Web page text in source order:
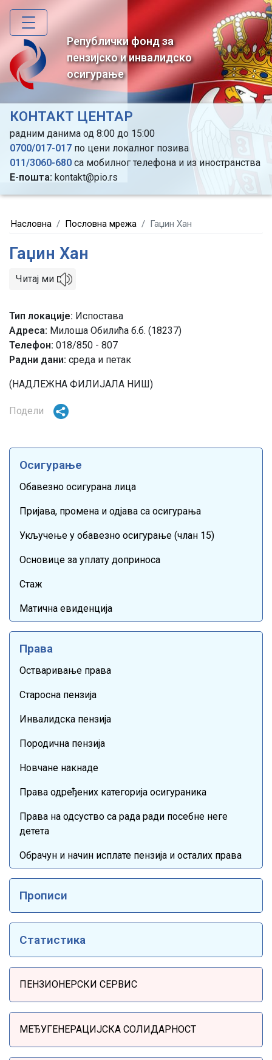
Skip
main
content
Републички фонд за
пензијско и инвалидско
осигурање
КОНТАКТ ЦЕНТАР
радним данима од 8:00 до 15:00
0700/017-017 по цени локалног позива
011/3060-680 са мобилног телефона и из иностранства
Е-пошта: kontakt@pio.rs
Насловна Пословна мрежа Гаџин Хан
Гаџин Хан
Читај ми
Тип локације Испостава
Адреса Милоша Обилића б.б. (18237)
Телефон 018/850 - 807
Радни дани: среда и петак
(НАДЛЕЖНА ФИЛИЈАЛА НИШ)
Подели
Осигурање
Обавезно осигурана лица
Пријава, промена и одјава са осигурања
Укључење у обавезно осигурање (члан 15)
Основице за уплату доприноса
Стаж
Матична евиденција
Права
Остваривање права
Старосна пензија
Инвалидска пензија
Породична пензија
Новчане накнаде
Права одређених категорија осигураника
Права на одсуство са рада ради посебне неге
детета
Обрачун и начин исплате пензија и осталих права
Прописи
Статистика
ПЕНЗИОНЕРСКИ СЕРВИС
МЕЂУГЕНЕРАЦИЈСКА СОЛИДАРНОСТ